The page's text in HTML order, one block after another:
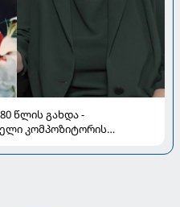
წლის გახდა -
კომპოზიტორის